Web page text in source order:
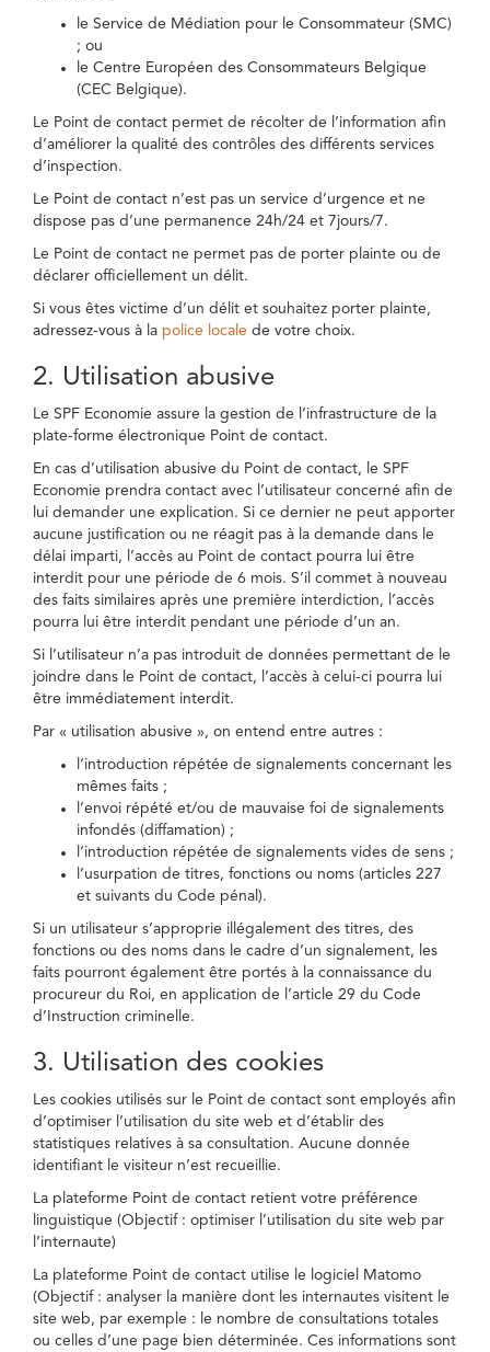
le Service de Médiation pour le Consommateur (SMC)
; ou
le Centre Européen des Consommateurs Belgique
(CEC Belgique).
Le Point de contact permet de récolter de l’information afin
d’améliorer la qualité des contrôles des différents services
d’inspection.
Le Point de contact n’est pas un service d’urgence et ne
dispose pas d’une permanence 24h/24 et 7jours/7.
Le Point de contact ne permet pas de porter plainte ou de
déclarer officiellement un délit.
Si vous êtes victime d’un délit et souhaitez porter plainte,
adressez-vous à la police locale de votre choix.
2. Utilisation abusive
Le SPF Economie assure la gestion de l’infrastructure de la
plate-forme électronique Point de contact.
En cas d’utilisation abusive du Point de contact, le SPF
Economie prendra contact avec l’utilisateur concerné afin de
lui demander une explication. Si ce dernier ne peut apporter
aucune justification ou ne réagit pas à la demande dans le
délai imparti, l’accès au Point de contact pourra lui être
interdit pour une période de 6 mois. S’il commet à nouveau
des faits similaires après une première interdiction, l’accès
pourra lui être interdit pendant une période d’un an.
Si l’utilisateur n’a pas introduit de données permettant de le
joindre dans le Point de contact, l’accès à celui-ci pourra lui
être immédiatement interdit.
Par « utilisation abusive », on entend entre autres :
l’introduction répétée de signalements concernant les
mêmes faits ;
l’envoi répété et/ou de mauvaise foi de signalements
infondés (diffamation) ;
l’introduction répétée de signalements vides de sens ;
l’usurpation de titres, fonctions ou noms (articles 227
et suivants du Code pénal).
Si un utilisateur s’approprie illégalement des titres, des
fonctions ou des noms dans le cadre d’un signalement, les
faits pourront également être portés à la connaissance du
procureur du Roi, en application de l’article 29 du Code
d’Instruction criminelle.
3. Utilisation des cookies
Les cookies utilisés sur le Point de contact sont employés afin
d’optimiser l’utilisation du site web et d’établir des
statistiques relatives à sa consultation. Aucune donnée
identifiant le visiteur n’est recueillie.
La plateforme Point de contact retient votre préférence
linguistique (Objectif : optimiser l’utilisation du site web par
l’internaute)
La plateforme Point de contact utilise le logiciel Matomo
(Objectif : analyser la manière dont les internautes visitent le
site web, par exemple : le nombre de consultations totales
ou celles d’une page bien déterminée. Ces informations sont